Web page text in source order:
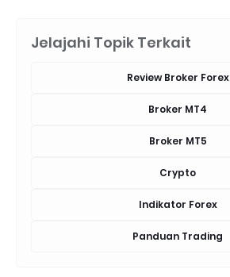
Jelajahi Topik Terkait
Review Broker Forex
Broker MT4
Broker MT5
Crypto
Indikator Forex
Panduan Trading